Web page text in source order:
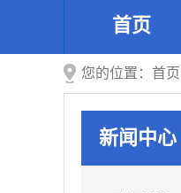
首页
您的位置： 首页
新闻中心